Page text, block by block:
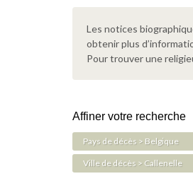
Les notices
obtenir plus
Pour trouver une
Affiner votre recherche
Pays de décès > Belgique
Ville de décès > Callenelle